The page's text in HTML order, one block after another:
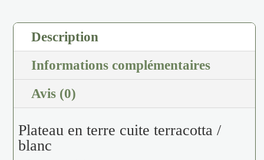
Description
Informations complémentaires
Avis (0)
Plateau en terre cuite terracotta /
blanc